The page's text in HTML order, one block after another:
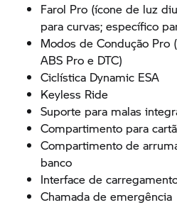
Farol Pro (ícone de luz
para curvas; específico
Modos de Condução Pro
ABS Pro e DTC)
Ciclística Dynamic ESA
Keyless Ride
Suporte para malas
Compartimento para
Compartimento de
banco
Interface de
Chamada de emergência